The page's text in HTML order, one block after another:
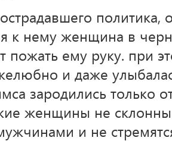
политика,
к нему женщина в
пожать ему руку. при
и даже
зародились только
женщины не
и не